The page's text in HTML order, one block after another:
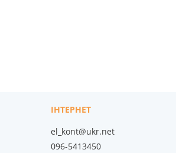
el_kont@ukr.net
096-5413450